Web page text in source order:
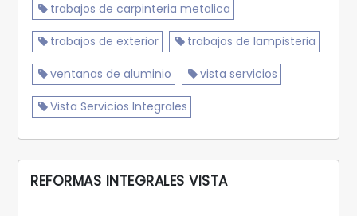
trabajos de carpinteria metalica
trabajos de exterior trabajos de lampisteria
ventanas de aluminio vista servicios
Vista Servicios Integrales
REFORMAS INTEGRALES VISTA